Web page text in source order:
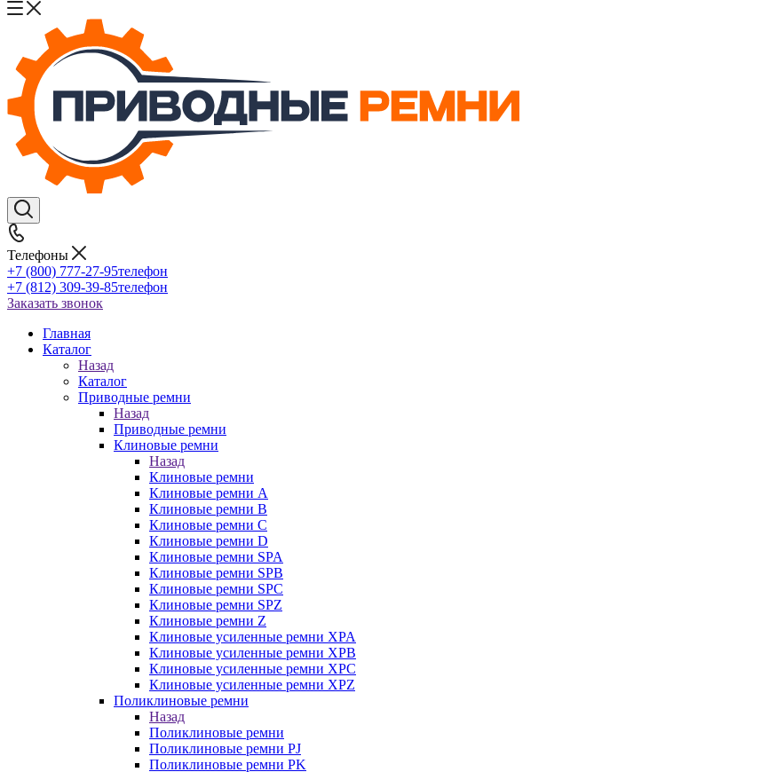
Телефоны
+7 (800) 777-27-95телефон
+7 (812) 309-39-85телефон
Заказать звонок
Главная
Каталог
Назад
Каталог
Приводные ремни
Назад
Приводные ремни
Клиновые ремни
Назад
Клиновые ремни
Клиновые ремни A
Клиновые ремни B
Клиновые ремни C
Клиновые ремни D
Клиновые ремни SPA
Клиновые ремни SPB
Клиновые ремни SPC
Клиновые ремни SPZ
Клиновые ремни Z
Клиновые усиленные ремни XPA
Клиновые усиленные ремни XPB
Клиновые усиленные ремни XPC
Клиновые усиленные ремни XPZ
Поликлиновые ремни
Назад
Поликлиновые ремни
Поликлиновые ремни PJ
Поликлиновые ремни PK